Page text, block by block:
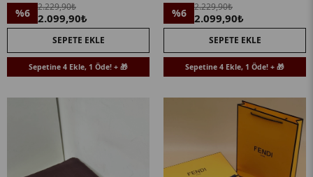
%6 2.229,90₺
2.099,90₺
SEPETE EKLE
Sepetine 4 Ekle, 1 Öde! + 🎁
%6 2.229,90₺
2.099,90₺
SEPETE EKLE
Sepetine 4 Ekle, 1 Öde! + 🎁